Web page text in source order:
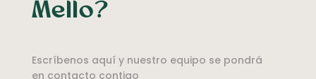
Mello?
Escríbenos aquí y nuestro equipo se pondrá
en contacto contigo